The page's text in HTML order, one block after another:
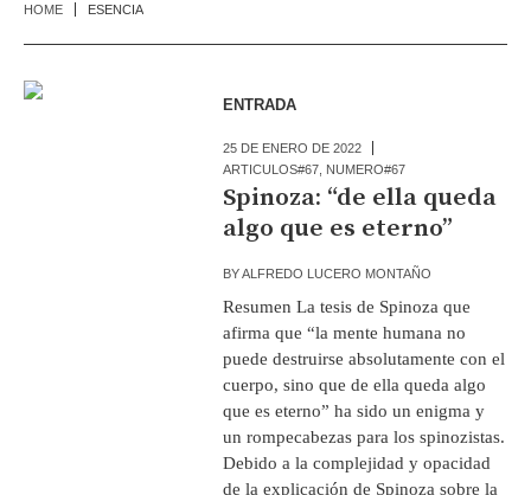
HOME ESENCIA
ENTRADA
25 DE ENERO DE 2022
ARTICULOS#67 NUMERO#67
Spinoza: “de ella queda
algo que es eterno”
BYALFREDO LUCERO MONTAÑO
Resumen La tesis de Spinoza que
afirma que “la mente humana no
puede destruirse absolutamente con el
cuerpo, sino que de ella queda algo
que es eterno” ha sido un enigma y
un rompecabezas para los spinozistas.
Debido a la complejidad y opacidad
de la explicación de Spinoza sobre la